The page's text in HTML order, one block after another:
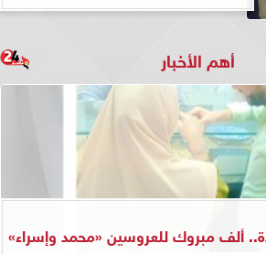
أهم الأخبار
ألف مبروك للعروسين «محمد وإسراء»